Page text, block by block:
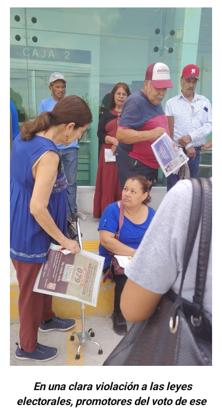
En una clara violación a las leyes
electorales, promotores del voto de ese